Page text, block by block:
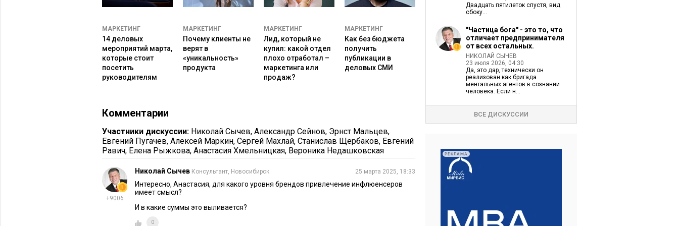
продвижению нового сервиса «Оплата улыбкой» он выложил два ролика, которые
4. Вовлеченность аудитории
Важно учитывать не только количество подписчиков, но и вовлеченность (ER): лайки,
комментарии, репосты, среднее время просмотра. Высокая вовлеченность показывает,
что аудитория блогера заинтересована в его контенте, а значит, прислушается и к
5. История коллабораций
Посмотрите, с какими брендами инфлюенсер уже работал, и насколько успешным был
его рекламный контент. Если рекламные посты резко выделяются на фоне обычных,
например, набирают в разы меньше просмотров и реакций, возможно, этот блогер не
умеет создавать качественный промо-контент. Также важно учитывать, чтобы у блогера
не было недавних коллабораций с прямыми конкурентами бренда, чтобы избежать
конфликта интересов.
МАРКЕТИНГ
14 деловых
мероприятий марта,
которые стоит
посетить
руководителям
МАРКЕТИНГ
Почему клиенты не
верят в
«уникальность»
продукта
МАРКЕТИНГ
Лид, который не
купил: какой отдел
плохо отработал –
маркетинга или
продаж?
МАРКЕТИНГ
Как без бюджета
получить
публикации в
деловых СМИ
Комментарии
Участники дискуссии: Николай Сычев, Александр Сейнов, Эрнст Мальцев,
Евгений Пугачев, Алексей Маркин, Сергей Махлай, Станислав Щербаков, Евгений
Равич, Елена Рыжкова, Анастасия Хмельницкая, Вероника Недашковская
+9006
Николай Сычев Консультант, Новосибирск 25 марта 2025, 18:33
Интересно, Анастасия, для какого уровня брендов привлечение инфлюенсеров
имеет смысл?
И в какие суммы это выливается?
0
Двадцать пятилеток спустя, вид
сбоку...
"Частица бога" - это то, что
отличает предпринимателя
от всех остальных.
НИКОЛАЙ СЫЧЕВ
23 июля 2026, 04:30
Да, это дар, технически он
реализован как бригада
ментальных агентов в сознании
человека. Если н...
ВСЕ ДИСКУССИИ
РЕКЛАМА